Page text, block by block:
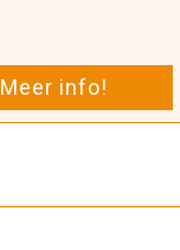
Meer info!